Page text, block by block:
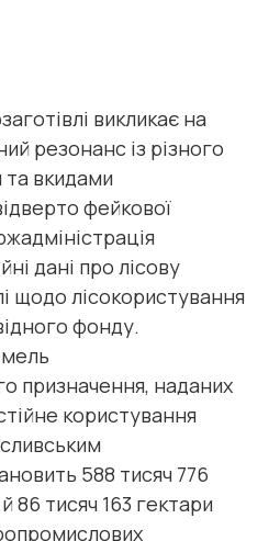
викликає на
резонанс із різного
та вкидами
фейкової
дані про лісову
щодо лісокористування
фонду.
призначення, наданих
користування
588 тисяч 776
й 86 тисяч 163 гектари